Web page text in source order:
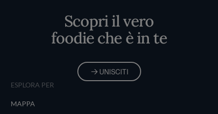
Scopri il vero
foodie che è in te
UNISCITI
ESPLORA PER
MAPPA